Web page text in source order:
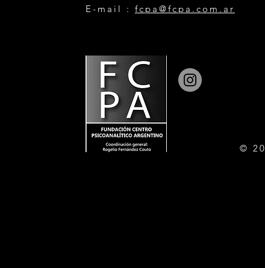
E-mail : fcpa@fcpa.com.ar
©